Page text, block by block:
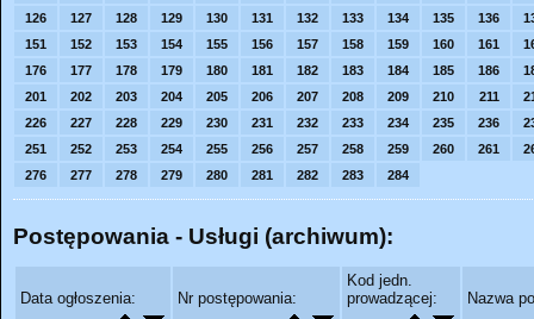
126
127 128 129 130 131 132 133 134 135 136
151
152 153 154 155 156 157 158 159 160 161
176
177 178 179 180 181 182 183 184 185 186
201
202 203 204 205 206 207 208 209 210 211
226
227 228 229 230 231 232 233 234 235 236
251
252 253 254 255 256 257 258 259 260 261
276
277 278 279 280 281 282 283 284
Postępowania - Usługi (archiwum):
Data ogłoszenia: Nr postępowania:
Kod jedn.
prowadzącej:
Nazwa